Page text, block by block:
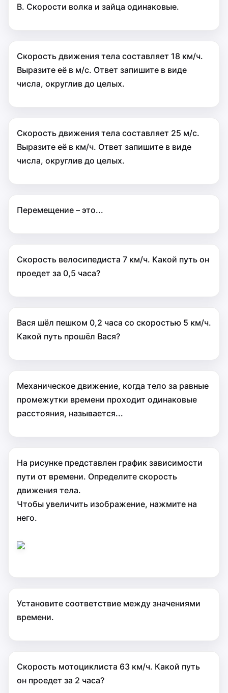
В. Скорости волка и зайца одинаковые.
Скорость движения тела составляет 18 км/ч.
Выразите её в м/с. Ответ запишите в виде
числа, округлив до целых.
Скорость движения тела составляет 25 м/с.
Выразите её в км/ч. Ответ запишите в виде
числа, округлив до целых.
Перемещение – это...
Скорость велосипедиста 7 км/ч. Какой путь он
проедет за 0,5 часа?
Вася шёл пешком 0,2 часа со скоростью 5 км/ч.
Какой путь прошёл Вася?
Механическое движение, когда тело за равные
промежутки времени проходит одинаковые
расстояния, называется...
На рисунке представлен график зависимости
пути от времени. Определите скорость
движения тела.
Чтобы увеличить изображение, нажмите на
него.
Установите соответствие между значениями
времени.
Скорость мотоциклиста 63 км/ч. Какой путь
он проедет за 2 часа?